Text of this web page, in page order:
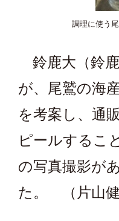
調理に使う
鈴鹿大（鈴
が、尾鷲の海
を考案し、通
ピールするこ
の写真撮影が
た。 （片山健